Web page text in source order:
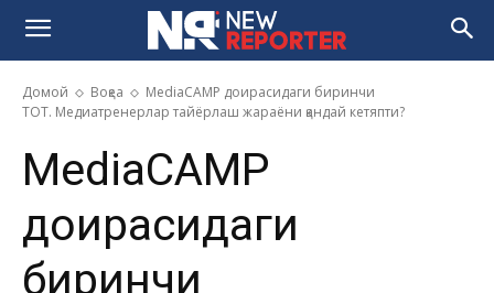
Домой Воқеа
MediaCAMP доирасидаги биринчи
TOT. Медиатренерлар тайёрлаш жараёни қандай кетяпти?
MediaCAMP
доирасидаги
биринчи